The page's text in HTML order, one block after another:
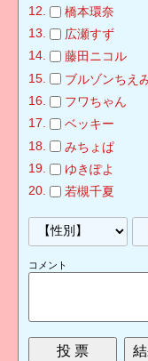
橋本環奈
広瀬すず
藤田ニコル
ブルゾンちえ
フワちゃん
ベッキー
みちょぱ
ゆきぽよ
若槻千夏
コメント